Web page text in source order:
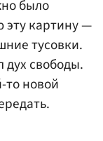
было
эту картину —
тусовки.
дух свободы.
то новой